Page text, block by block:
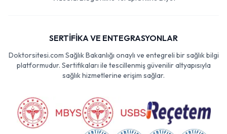
SERTİFİKA VE ENTEGRASYONLAR
Doktorsitesi.com Sağlık Bakanlığı onaylı ve entegreli bir sağlık bilgi
platformudur. Sertifikaları ile tescillenmiş güvenilir altyapısıyla
sağlık hizmetlerine erişim sağlar.